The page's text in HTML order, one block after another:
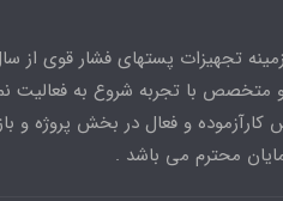
متخصص با تجربه شروع به فعالیت
نفر مهندس کارآزموده و فعال در بخش پروژه و
محترم می باشد .